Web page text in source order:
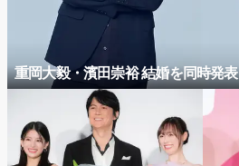
重岡大毅・濱田崇裕 結婚を同時発表